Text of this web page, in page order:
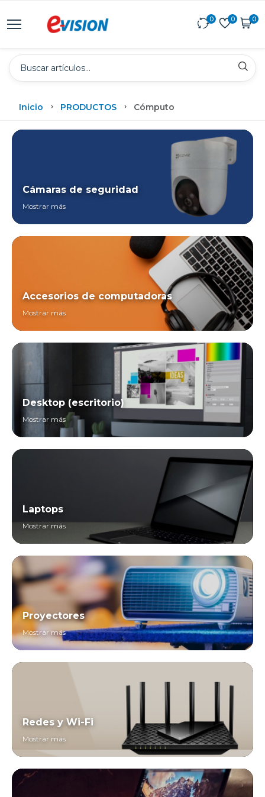
0 0 0
Inicio PRODUCTOS Cómputo
Cámaras de seguridad
Mostrar más
Accesorios de computadoras
Mostrar más
Desktop (escritorio)
Mostrar más
Laptops
Mostrar más
Proyectores
Mostrar más
Redes y Wi-Fi
Mostrar más